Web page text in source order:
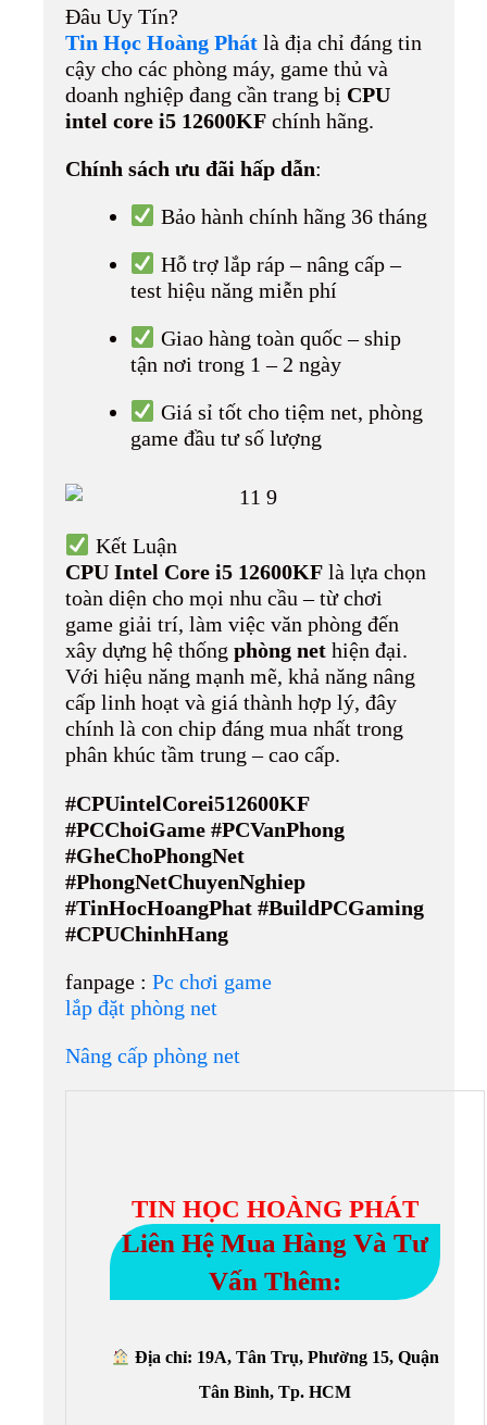
Đâu Uy Tín?
Tin Học Hoàng Phát là địa chỉ đáng tin
cậy cho các phòng máy, game thủ và
doanh nghiệp đang cần trang bị CPU
intel core i5 12600KF chính hãng.
Chính sách ưu đãi hấp dẫn:
Bảo hành chính hãng 36 tháng
Hỗ trợ lắp ráp – nâng cấp –
test hiệu năng miễn phí
Giao hàng toàn quốc – ship
tận nơi trong 1 – 2 ngày
Giá sỉ tốt cho tiệm net, phòng
game đầu tư số lượng
Kết Luận
CPU Intel Core i5 12600KF là lựa chọn
toàn diện cho mọi nhu cầu – từ chơi
game giải trí, làm việc văn phòng đến
xây dựng hệ thống phòng net hiện đại.
Với hiệu năng mạnh mẽ, khả năng nâng
cấp linh hoạt và giá thành hợp lý, đây
chính là con chip đáng mua nhất trong
phân khúc tầm trung – cao cấp.
#CPUintelCorei512600KF
#PCChoiGame #PCVanPhong
#GheChoPhongNet
#PhongNetChuyenNghiep
#TinHocHoangPhat #BuildPCGaming
#CPUChinhHang
fanpage : Pc chơi game
lắp đặt phòng net
Nâng cấp phòng net
TIN HỌC HOÀNG PHÁT
Liên Hệ Mua Hàng Và Tư
Vấn Thêm:
Địa chỉ: 19A, Tân Trụ, Phường 15, Quận
Tân Bình, Tp. HCM